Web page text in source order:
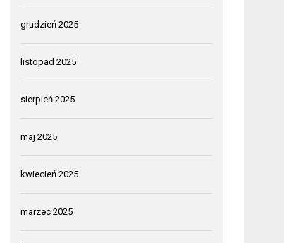
grudzień 2025
listopad 2025
sierpień 2025
maj 2025
kwiecień 2025
marzec 2025